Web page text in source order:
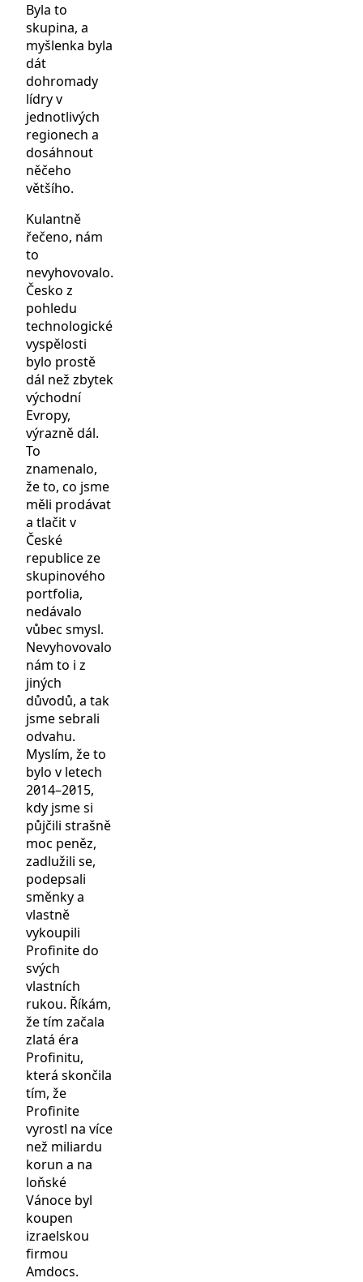
Byla to
skupina, a
myšlenka byla
dát
dohromady
lídry v
jednotlivých
regionech a
dosáhnout
něčeho
většího.
Kulantně
řečeno, nám
to
nevyhovovalo.
Česko z
pohledu
technologické
vyspělosti
bylo prostě
dál než zbytek
východní
Evropy,
výrazně dál.
To
znamenalo,
že to, co jsme
měli prodávat
a tlačit v
České
republice ze
skupinového
portfolia,
nedávalo
vůbec smysl.
Nevyhovovalo
nám to i z
jiných
důvodů, a tak
jsme sebrali
odvahu.
Myslím, že to
bylo v letech
2014–2015,
kdy jsme si
půjčili strašně
moc peněz,
zadlužili se,
podepsali
směnky a
vlastně
vykoupili
Profinite do
svých
vlastních
rukou. Říkám,
že tím začala
zlatá éra
Profinitu,
která skončila
tím, že
Profinite
vyrostl na více
než miliardu
korun a na
loňské
Vánoce byl
koupen
izraelskou
firmou
Amdocs.